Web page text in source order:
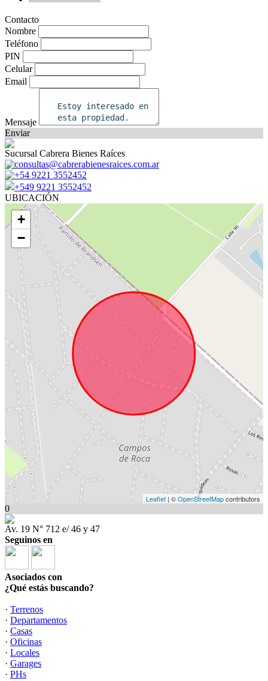
Contacto
Nombre
Teléfono
PIN
Celular
Email
Mensaje
Enviar
Sucursal Cabrera Bienes Raíces
consultas@cabrerabienesraices.com.ar
+54 9221 3552452
+549 9221 3552452
UBICACIÓN
+
−
Leaflet | ©OpenStreetMapcontributors
0
Av. 19 N° 712 e/ 46 y 47
Seguinos en
Asociados con
¿Qué estás buscando?
· Terrenos
· Departamentos
· Casas
· Oficinas
· Locales
· Garages
· PHs